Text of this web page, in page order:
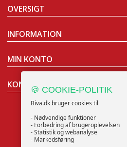
OVERSIGT
INFORMATION
MIN KONTO
KONTAKT OS
NYHEDSBREV
🍪 COOKIE-POLITIK
Biva.dk bruger cookies til
- Nødvendige funktioner
- Forbedring af brugeroplevelsen
- Statistik og webanalyse
- Markedsføring